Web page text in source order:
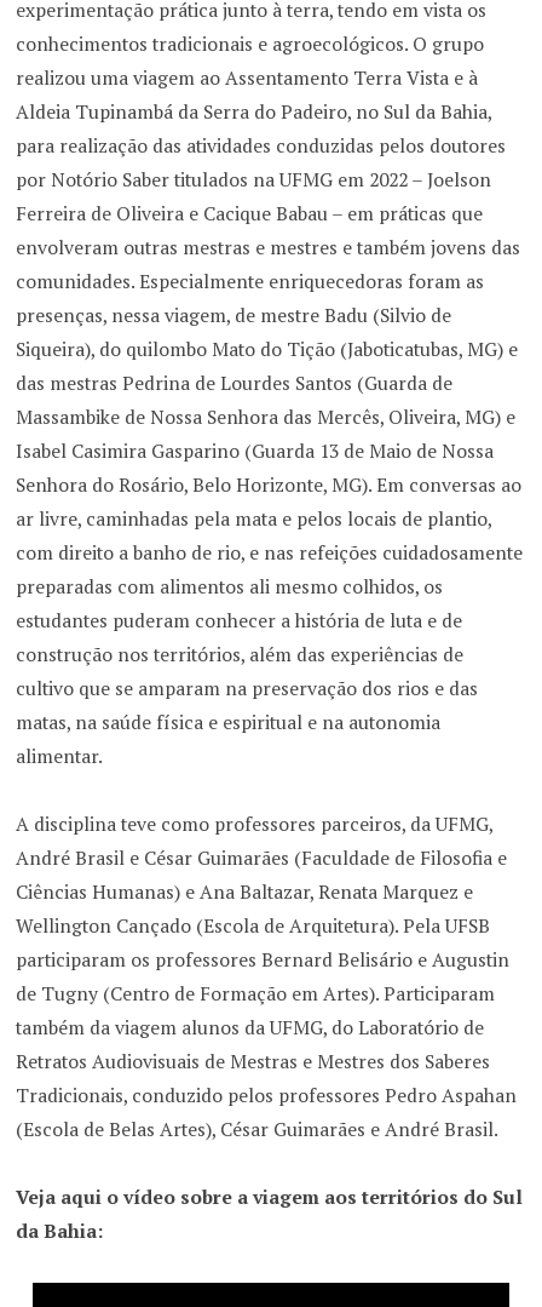
experimentação prática junto à terra, tendo em vista os
conhecimentos tradicionais e agroecológicos. O grupo
realizou uma viagem ao Assentamento Terra Vista e à
Aldeia Tupinambá da Serra do Padeiro, no Sul da Bahia,
para realização das atividades conduzidas pelos doutores
por Notório Saber titulados na UFMG em 2022 – Joelson
Ferreira de Oliveira e Cacique Babau – em práticas que
envolveram outras mestras e mestres e também jovens das
comunidades. Especialmente enriquecedoras foram as
presenças, nessa viagem, de mestre Badu (Silvio de
Siqueira), do quilombo Mato do Tição (Jaboticatubas, MG) e
das mestras Pedrina de Lourdes Santos (Guarda de
Massambike de Nossa Senhora das Mercês, Oliveira, MG) e
Isabel Casimira Gasparino (Guarda 13 de Maio de Nossa
Senhora do Rosário, Belo Horizonte, MG). Em conversas ao
ar livre, caminhadas pela mata e pelos locais de plantio,
com direito a banho de rio, e nas refeições cuidadosamente
preparadas com alimentos ali mesmo colhidos, os
estudantes puderam conhecer a história de luta e de
construção nos territórios, além das experiências de
cultivo que se amparam na preservação dos rios e das
matas, na saúde física e espiritual e na autonomia
alimentar.
A disciplina teve como professores parceiros, da UFMG,
André Brasil e César Guimarães (Faculdade de Filosofia e
Ciências Humanas) e Ana Baltazar, Renata Marquez e
Wellington Cançado (Escola de Arquitetura). Pela UFSB
participaram os professores Bernard Belisário e Augustin
de Tugny (Centro de Formação em Artes). Participaram
também da viagem alunos da UFMG, do Laboratório de
Retratos Audiovisuais de Mestras e Mestres dos Saberes
Tradicionais, conduzido pelos professores Pedro Aspahan
(Escola de Belas Artes), César Guimarães e André Brasil.
Veja aqui o vídeo sobre a viagem aos territórios do Sul
da Bahia: